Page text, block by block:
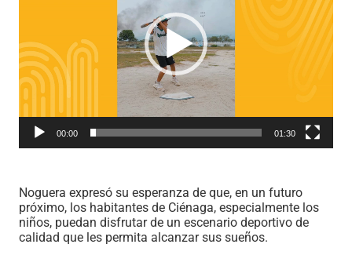
00:00 01:30
Noguera expresó su esperanza de que, en un futuro
próximo, los habitantes de Ciénaga, especialmente los
niños, puedan disfrutar de un escenario deportivo de
calidad que les permita alcanzar sus sueños.